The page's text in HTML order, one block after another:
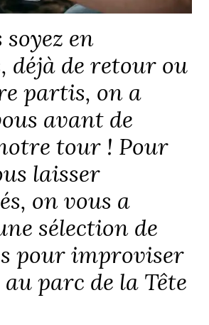
en
déjà de retour ou
partis, on a
avant de
tour ! Pour
laisser
on vous a
sélection de
pour improviser
parc de la Tête